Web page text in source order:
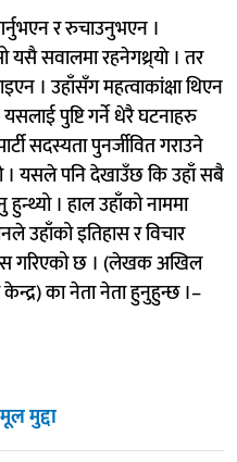
र रुचाउनुभएन ।
यसै सवालमा रहनेगथ्र्याे । तर
। उहाँसँग महत्वाकांक्षा थिएन
पुष्टि गर्ने धेरै घटनाहरु
सदस्यता पुनर्जीवित गराउने
। यसले पनि देखाउँछ कि उहाँ सबै
। हाल उहाँको नाममा
उहाँको इतिहास र विचार
गरिएको छ । (लेखक अखिल
का नेता नेता हुनुहुन्छ ।–
मुद्दा